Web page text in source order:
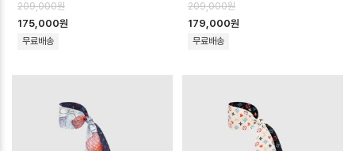
209,000원
175,000원
무료배송
209,000원
179,000원
무료배송